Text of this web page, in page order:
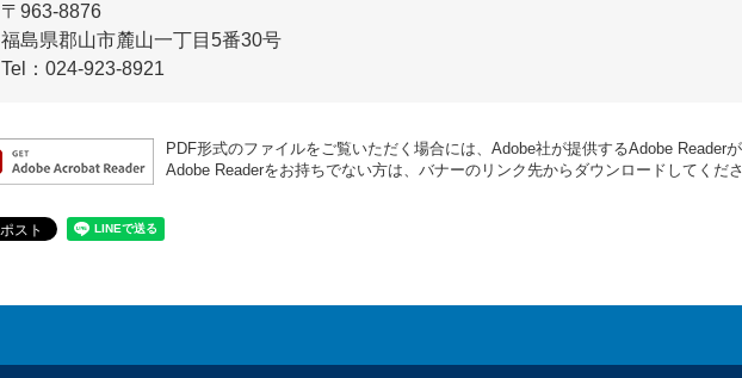
〒963-8876
福島県郡山市麓山一丁目5番30号
Tel：024-923-8921
PDF形式のファイルをご覧いただく場合には、Adobe社が提供するAdobe Reader
Adobe Readerをお持ちでない方は、バナーのリンク先からダウンロードしてくだ